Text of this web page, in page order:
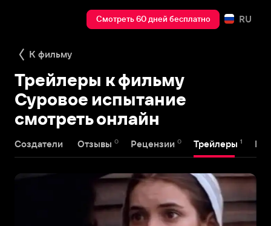
Смотреть 60 дней бесплатно RU
К фильму
Трейлеры к фильму
Суровое испытание
смотреть онлайн
Создатели Отзывы 0 Рецензии 0 Трейлеры 1